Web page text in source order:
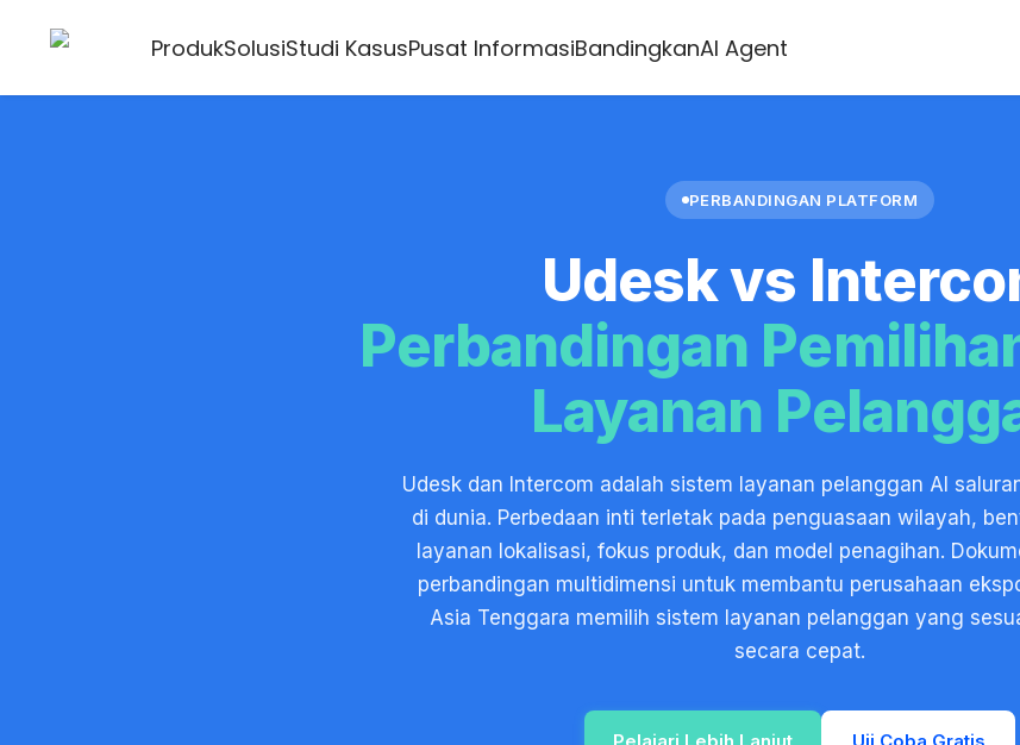
ProdukSolusiStudi KasusPusat InformasiBandingkanAI Agent